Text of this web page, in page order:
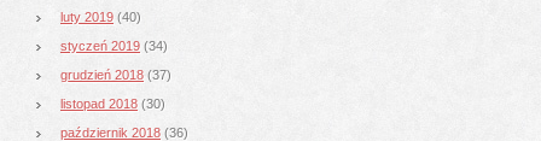
luty 2019 (40)
styczeń 2019 (34)
grudzień 2018 (37)
listopad 2018 (30)
październik 2018 (36)